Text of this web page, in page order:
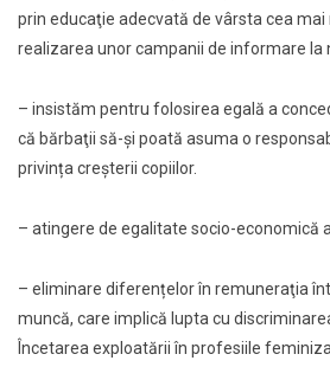
prin educaţie adecvată de vârsta cea mai
realizarea unor campanii de informare la
– insistăm pentru folosirea egală a
că bărbaţii să-și poată asuma o
privința creșterii copiilor.
– atingere de egalitate socio-economică
– eliminare diferențelor în remuneraţia
muncă, care implică lupta cu
Încetarea exploatării în profesiile